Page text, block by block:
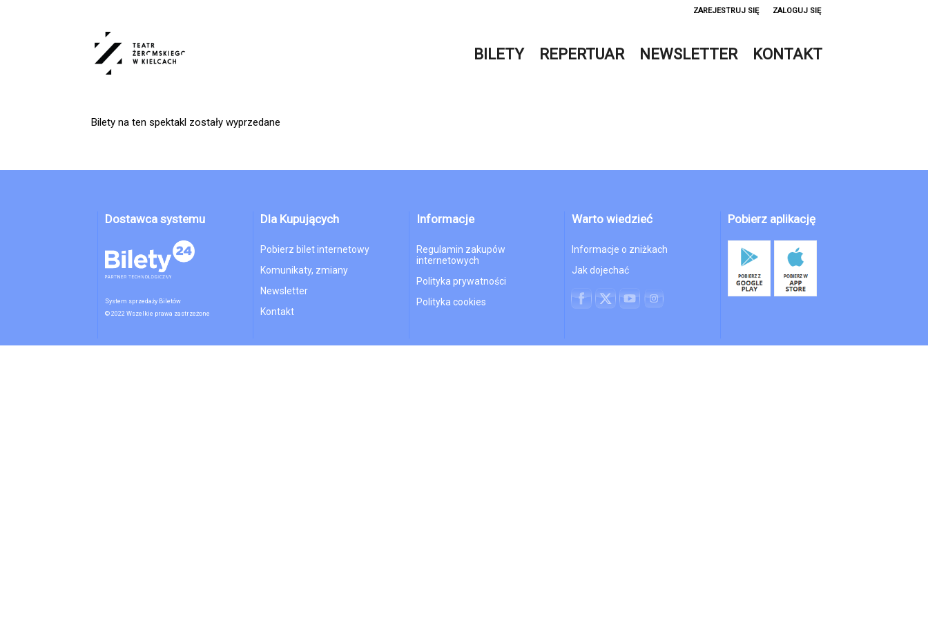
ZAREJESTRUJ SIĘ ZALOGUJ SIĘ
BILETY REPERTUAR NEWSLETTER KONTAKT
Bilety na ten spektakl zostały wyprzedane
Dostawca systemu
System sprzedaży Biletów
© 2022 Wszelkie prawa zastrzeżone
Dla Kupujących
Pobierz bilet internetowy
Komunikaty, zmiany
Newsletter
Kontakt
Informacje
Regulamin zakupów
internetowych
Polityka prywatności
Polityka cookies
Warto wiedzieć
Informacje o zniżkach
Jak dojechać
Pobierz aplikację